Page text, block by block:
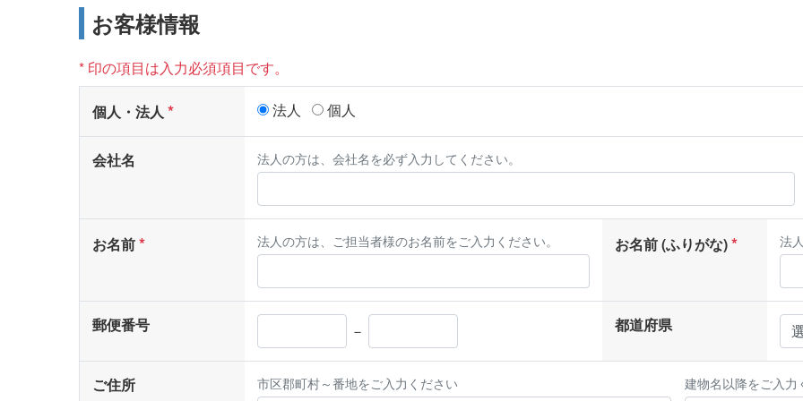
お客様情報
* 印の項目は入力必須項目です。
個人・法人 法人 個人
会社名 法人の方は、会社名を必ず入力してください。
お名前 法人の方は、ご担当者様のお名前をご入力ください。 お名前 (ふりがな) 法
郵便番号 － 都道府県
ご住所 市区郡町村～番地をご入力ください 建物名以降をご入力